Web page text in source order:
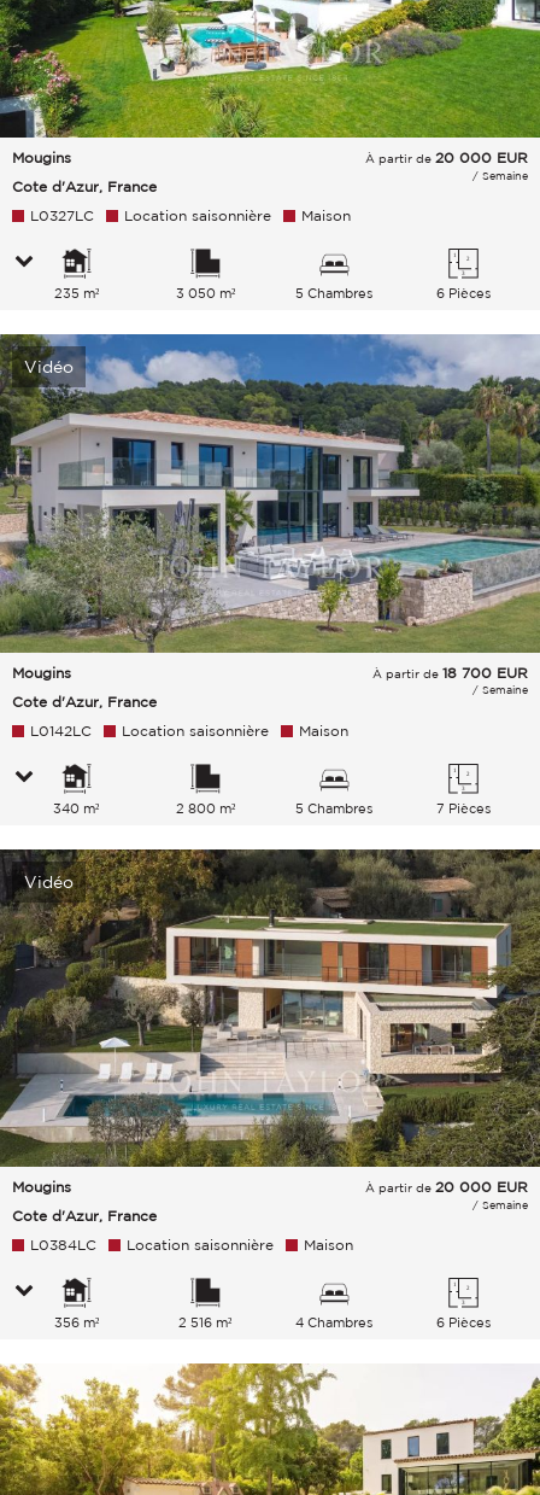
Mougins
Cote d'Azur, France
À partir de 20 000 EUR
/ Semaine
L0327LC Location saisonnière Maison
235 m² 3 050 m² 5 Chambres 6 Pièces
Vidéo
Mougins
Cote d'Azur, France
À partir de 18 700 EUR
/ Semaine
L0142LC Location saisonnière Maison
340 m² 2 800 m² 5 Chambres 7 Pièces
Vidéo
Mougins
Cote d'Azur, France
À partir de 20 000 EUR
/ Semaine
L0384LC Location saisonnière Maison
356 m² 2 516 m² 4 Chambres 6 Pièces